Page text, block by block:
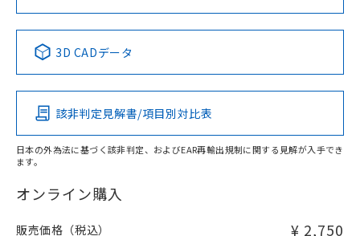
Pb Hg Cd Cr(VI)
O
在庫等で未対応品が混在する可能性があります。
問い合わせください。
No No No No
この製品の規格認証/適合状況ページへ
その他の認証はこちらのページからご検索ください
3D CADデータ
該非判定見解書/項目別対比表
日本の外為法に基づく該非判定、およびEAR再輸出規制に関する見解が入手でき
ます。
オンライン購入
販売価格（税込） ¥ 2,750